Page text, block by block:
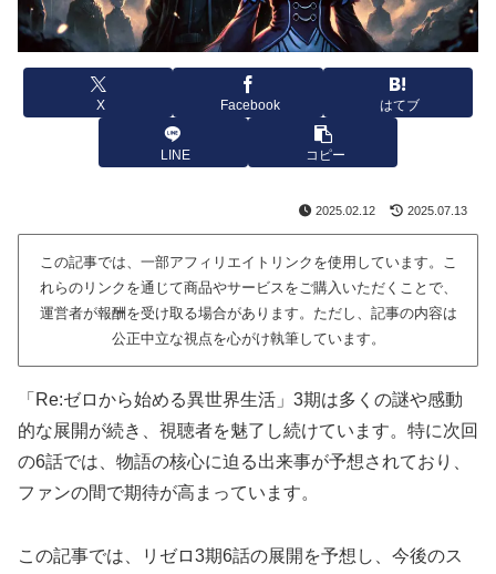
X Facebook はてブ
LINE コピー
2025.02.12 2025.07.13
この記事では、一部アフィリエイトリンクを使用しています。こ
れらのリンクを通じて商品やサービスをご購入いただくことで、
運営者が報酬を受け取る場合があります。ただし、記事の内容は
公正中立な視点を心がけ執筆しています。
「Re:ゼロから始める異世界生活」3期は多くの謎や感動
的な展開が続き、視聴者を魅了し続けています。特に次回
の6話では、物語の核心に迫る出来事が予想されており、
ファンの間で期待が高まっています。
この記事では、リゼロ3期6話の展開を予想し、今後のス